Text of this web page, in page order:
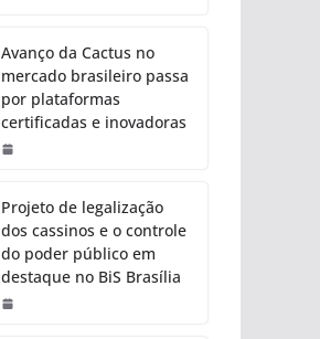
Avanço da Cactus no
mercado brasileiro passa
por plataformas
certificadas e inovadoras
Projeto de legalização
dos cassinos e o controle
do poder público em
destaque no BiS Brasília